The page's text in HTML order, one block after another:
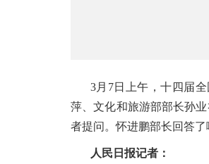
3月7日上午，十四届
萍、文化和旅游部部长孙
者提问。怀进鹏部长回答了
人民日报记者：